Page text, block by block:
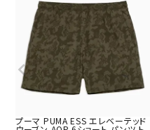
プーマ PUMA ESS エレベーテッド